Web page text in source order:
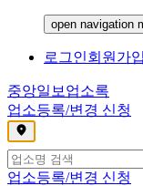
open navigation
로그인회원가입
중앙일보 업소록
업소등록/변경 신청
,
업소등록/변경 신청